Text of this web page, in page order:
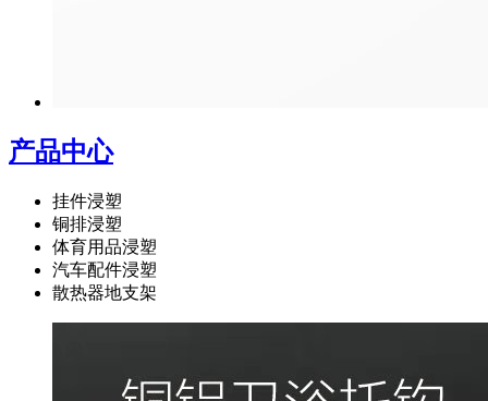
产品中心
挂件浸塑
铜排浸塑
体育用品浸塑
汽车配件浸塑
散热器地支架